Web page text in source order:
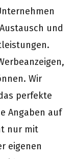
und
Wir
perfekte
Angaben auf
nur mit
eigenen